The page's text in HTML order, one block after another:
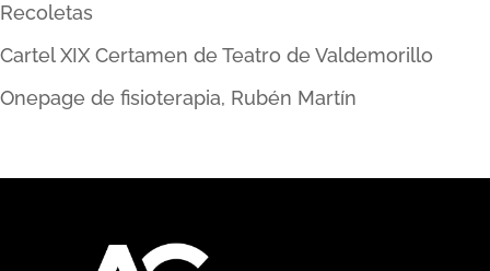
Recoletas
Cartel XIX Certamen de Teatro de Valdemorillo
Onepage de fisioterapia, Rubén Martín